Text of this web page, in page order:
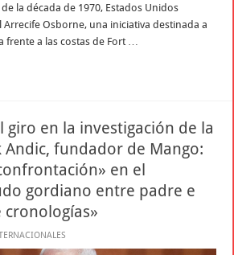
la década de 1970, Estados Unidos
Osborne, una iniciativa destinada a
a las costas de Fort …
giro en la investigación de la
fundador de Mango:
en el
gordiano entre padre e
cronologías»